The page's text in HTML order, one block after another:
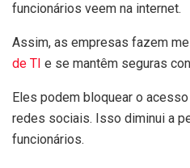
funcionários veem na internet.
Assim, as empresas fazem
de TI e se mantêm seguras
Eles podem bloquear o
redes sociais. Isso diminui a
funcionários.